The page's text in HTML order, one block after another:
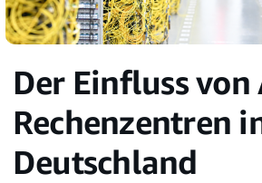
Der Einfluss von
Rechenzentren
Deutschland